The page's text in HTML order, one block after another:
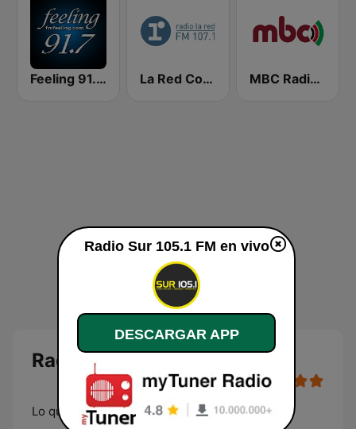
Feeling 91.7 FM La Red Corrientes 107.1 FM MBC Radio 2
Radio Sur 105.1 FM en vivo
Lo que vos Sentis
Radio Sur 105.1 FM en vivo
DESCARGAR APP